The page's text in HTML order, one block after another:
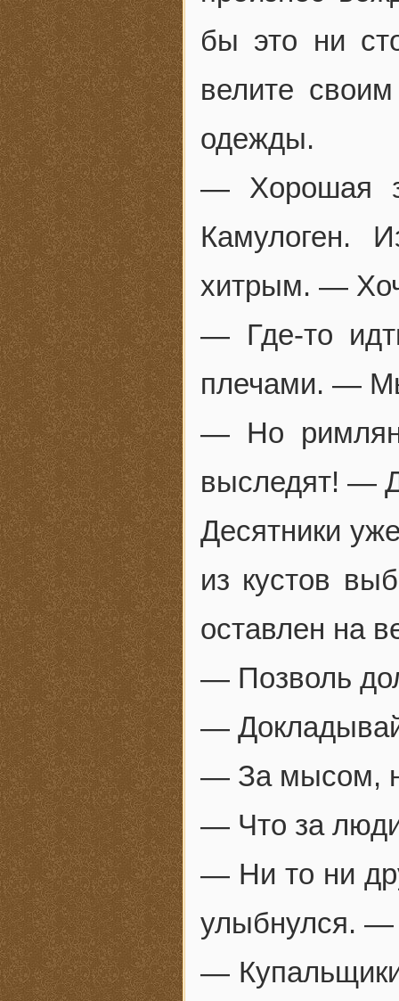
бы это ни
велите
одежды.
— Хорошая
Камулоген.
хитрым. —
— Где-то
плечами. —
— Но
выследят! —
Десятники
из кустов
оставлен на
— Позволь
—
— За мысом,
— Что за
— Ни то ни
улыбнулся. —
—